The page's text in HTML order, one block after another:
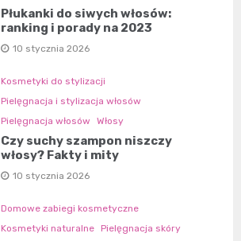
Płukanki do siwych włosów:
ranking i porady na 2023
10 stycznia 2026
Kosmetyki do stylizacji
Pielęgnacja i stylizacja włosów
Pielęgnacja włosów
Włosy
Czy suchy szampon niszczy
włosy? Fakty i mity
10 stycznia 2026
Domowe zabiegi kosmetyczne
Kosmetyki naturalne Pielęgnacja skóry